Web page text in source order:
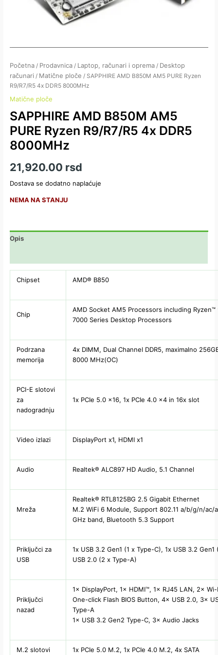
Početna / Prodavnica / Laptop, računari i oprema / Desktop
računari / Matične ploče / SAPPHIRE AMD B850M AM5 PURE Ryzen
R9/R7/R5 4x DDR5 8000MHz
Matične ploče
SAPPHIRE AMD B850M AM5
PURE Ryzen R9/R7/R5 4x DDR5
8000MHz
21,920.00 rsd
Dostava se dodatno naplaćuje
NEMA NA STANJU
Opis
Chipset AMD® B850
Chip
AMD Socket AM5 Processors including
7000 Series Desktop Processors
Podrzana
memorija
4x DIMM, Dual Channel DDR5, maximalno
8000 MHz(OC)
PCI-E slotovi
za
nadogradnju
1x PCIe 5.0 x16, 1x PCIe 4.0 x4 in 16x slot
Video izlazi DisplayPort x1, HDMI x1
Audio Realtek® ALC897 HD Audio, 5.1 Channel
Mreža
Realtek® RTL8125BG 2.5 Gigabit Ethernet
M.2 WiFi 6 Module, Support 802.11 a/b/g/n/ac/
GHz band, Bluetooth 5.3 Support
Priključci za
USB
1x USB 3.2 Gen1 (1 x Type-C), 1x USB 3.2
USB 2.0 (2 x Type-A)
Priključci
nazad
1× DisplayPort, 1× HDMI™, 1× RJ45 LAN, 2×
One-click Flash BIOS Button, 4× USB 2.0, 3×
Type-A
1× USB 3.2 Gen2 Type-C, 3× Audio Jacks
M.2 slotovi 1x PCIe 5.0 M.2, 1x PCIe 4.0 M.2, 4x SATA